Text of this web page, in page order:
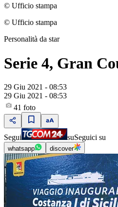
© Ufficio stampa
© Ufficio stampa
Personalità da star
Serie 4, Gran
29 Giu 2021 - 08:53
29 Giu 2021 - 08:53
41 foto
Segui suSeguici su
whatsapp discover